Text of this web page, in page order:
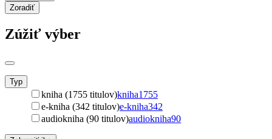
Zoradiť
Zúžiť výber
Typ
kniha (1755 titulov)kniha1755
e-kniha (342 titulov)e-kniha342
audiokniha (90 titulov)audiokniha90